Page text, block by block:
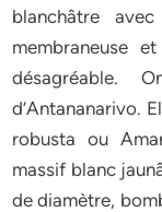
blanchâtre
membraneuse
désagréable.
d’Antananarivo.
robusta ou
massif blanc
de diamètre,